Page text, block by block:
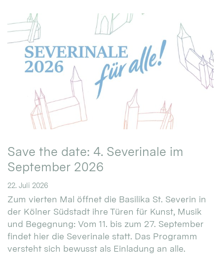
Save the date: 4. Severinale im
September 2026
22. Juli 2026
Zum vierten Mal öffnet die Basilika St. Severin in
der Kölner Südstadt ihre Türen für Kunst, Musik
und Begegnung: Vom 11. bis zum 27. September
findet hier die Severinale statt. Das Programm
versteht sich bewusst als Einladung an alle.